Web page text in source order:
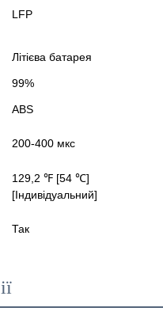
LFP
Літієва батарея
99%
ABS
200-400 мкс
129,2 ℉ [54 ℃]
[Індивідуальний]
Так